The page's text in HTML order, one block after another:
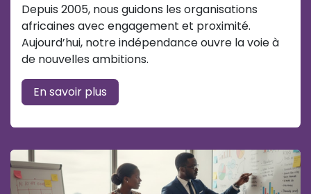
Depuis 2005, nous guidons les organisations
africaines avec engagement et proximité.
Aujourd’hui, notre indépendance ouvre la voie à
de nouvelles ambitions.
En savoir plus